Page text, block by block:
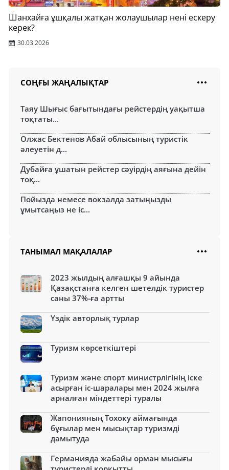
Шанхайға ұшқалы жатқан жолаушылар нені ескеру
керек?
30.03.2026
СОҢҒЫ ЖАҢАЛЫҚТАР
Таяу Шығыс бағытындағы рейстердің уақытша
тоқтаты...
Олжас Бектенов Абай облысының туристік
әлеуетін д...
Дубайға ұшатын рейстер сәуірдің аяғына дейін
тоқ...
Пойызда немесе вокзалда затыңызды
ұмытсаңыз не іс...
ТАНЫМАЛ МАҚАЛАЛАР
2023 жылдың алғашқы 9 айында
Қазақстанға келген шетелдік туристер
саны 37%-ға артты
Үздік авторлық турлар
Туризм көрсеткіштері
Туризм және спорт министрлігінің іске
асырған іс-шаралары мен 2024 жылға
арналған міндеттері туралы
Жапонияның Тохоку аймағында
бұғылар мен мысықтар туризмді
дамытуда
Германияда жабайы орман мысығы